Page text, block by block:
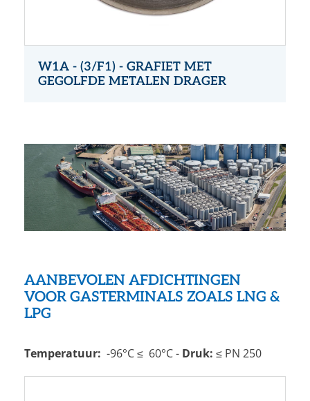
W1A - (3/F1) - GRAFIET MET
GEGOLFDE METALEN DRAGER
AANBEVOLEN AFDICHTINGEN
VOOR GASTERMINALS ZOALS LNG &
LPG
Temperatuur: -96°C ≤ 60°C - Druk: ≤ PN 250